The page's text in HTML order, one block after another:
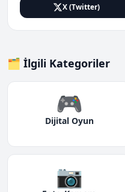
X (Twitter)
🗂️ İlgili Kategoriler
🎮
Dijital Oyun
📷